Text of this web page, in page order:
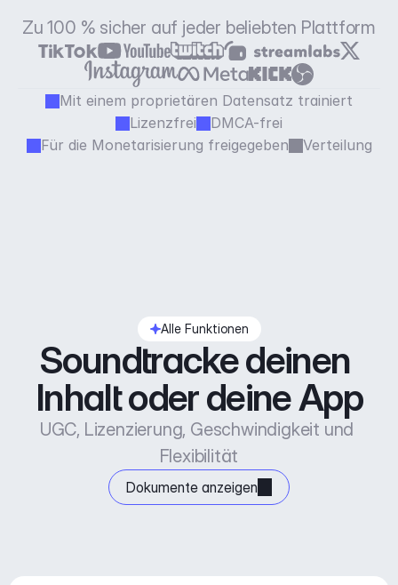
Zu 100 % sicher auf jeder beliebten Plattform
Mit einem proprietären Datensatz trainiert
Lizenzfrei
DMCA-frei
Für die Monetarisierung freigegeben
Verteilung
Alle Funktionen
Soundtracke deinen
Inhalt oder deine App
UGC, Lizenzierung, Geschwindigkeit und
Flexibilität
Dokumente anzeigen